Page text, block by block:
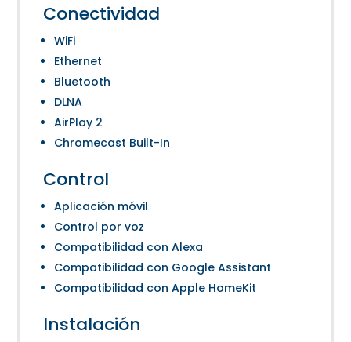
Conectividad
WiFi
Ethernet
Bluetooth
DLNA
AirPlay 2
Chromecast Built-In
Control
Aplicación móvil
Control por voz
Compatibilidad con Alexa
Compatibilidad con Google Assistant
Compatibilidad con Apple HomeKit
Instalación